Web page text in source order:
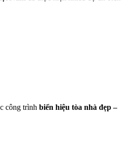
công trình biển hiệu tòa nhà đẹp –